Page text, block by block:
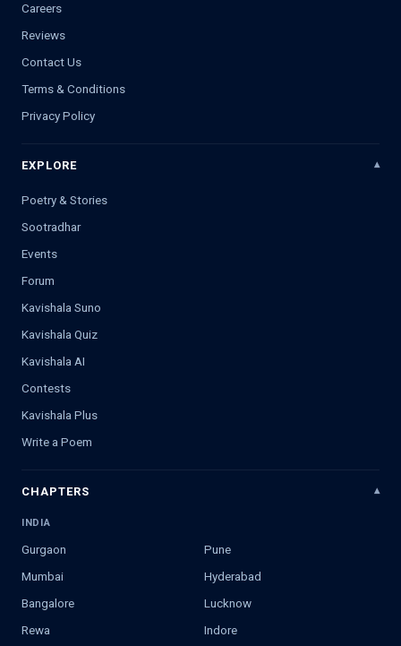
Careers
Reviews
Contact Us
Terms & Conditions
Privacy Policy
EXPLORE
Poetry & Stories
Sootradhar
Events
Forum
Kavishala Suno
Kavishala Quiz
Kavishala AI
Contests
Kavishala Plus
Write a Poem
CHAPTERS
INDIA
Gurgaon
Pune
Mumbai
Hyderabad
Bangalore
Lucknow
Rewa
Indore